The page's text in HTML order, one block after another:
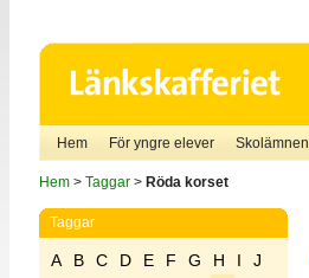
Hem För yngre elever Skolämnen
Hem> Taggar> Röda korset
Taggar
A B C D E F G H I
J